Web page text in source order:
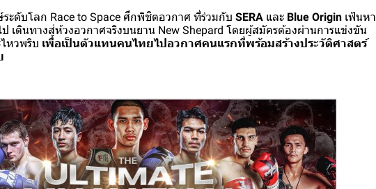
ะดับโลก Race to Space ศึกพิชิตอวกาศ ที่ร่วมกับ SERA และ Blue Origin เฟ้นหา
เดินทางสู่ห้วงอวกาศจริงบนยาน New Shepard โดยผู้สมัครต้องผ่านการแข่งขัน
หวพริบ เพื่อเป็นตัวแทนคนไทยไปอวกาศคนแรกที่พร้อมสร้างประวัติศาสตร์